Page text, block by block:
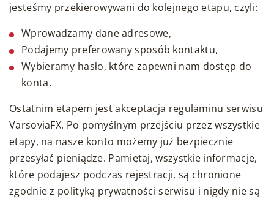
jesteśmy przekierowywani do kolejnego etapu, czyli:
Wprowadzamy dane adresowe,
Podajemy preferowany sposób kontaktu,
Wybieramy hasło, które zapewni nam dostęp do
konta.
Ostatnim etapem jest akceptacja regulaminu serwisu
VarsoviaFX. Po pomyślnym przejściu przez wszystkie
etapy, na nasze konto możemy już bezpiecznie
przesyłać pieniądze. Pamiętaj, wszystkie informacje,
które podajesz podczas rejestracji, są chronione
zgodnie z polityką prywatności serwisu i nigdy nie są